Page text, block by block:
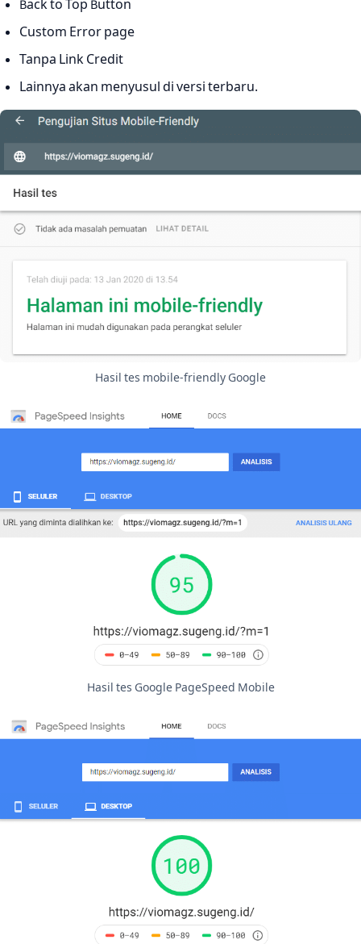
Back to Top Button
Custom Error page
Tanpa Link Credit
Lainnya akan menyusul di versi terbaru.
Hasil tes mobile-friendly Google
Hasil tes Google PageSpeed Mobile